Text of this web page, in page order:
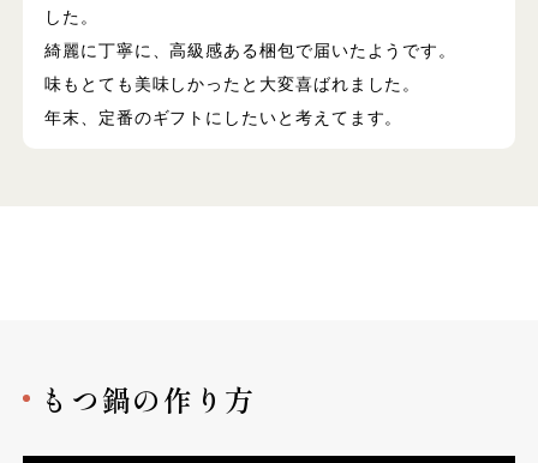
した。
綺麗に丁寧に、高級感ある梱包で届いたようです。
味もとても美味しかったと大変喜ばれました。
年末、定番のギフトにしたいと考えてます。
もつ鍋の作り方